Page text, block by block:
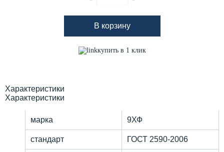
В корзину
купить в 1 клик
Характеристики
Характеристики
марка 9ХФ
стандарт ГОСТ 2590-2006